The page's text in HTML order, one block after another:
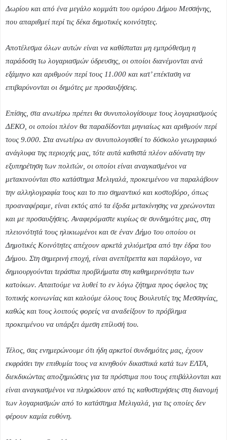
Δωρίου και από ένα μεγάλο κομμάτι του ομόρου Δήμου Μεσσήνης,
που απαριθμεί περί τις δέκα δημοτικές κοινότητες.
Αποτέλεσμα όλων αυτών είναι να καθίσταται μη εμπρόθεσμη η
παράδοση τω λογαριασμών ύδρευσης, οι οποίοι διανέμονται ανά
εξάμηνο και αριθμούν περί τους 11.000 και κατ’ επέκταση να
επιβαρύνονται οι δημότες με προσαυξήσεις.
Επίσης, στα ανωτέρω πρέπει θα συνυπολογίσουμε τους λογαριασμούς
ΔΕΚΟ, οι οποίοι πλέον θα παραδίδονται μηνιαίως και αριθμούν περί
τους 9.000. Στα ανωτέρω αν συνυπολογισθεί το δύσκολο γεωγραφικό
ανάγλυφα της περιοχής μας, τότε αυτά καθιστά πλέον αδύνατη την
εξυπηρέτηση των πολιτών, οι οποίοι είναι αναγκασμένοι να
μετακινούνται στο κατάστημα Μελιγαλά, προκειμένου να παραλάβουν
την αλληλογραφία τους και το πιο σημαντικό και κοστοβόρο, όπως
προαναφέραμε, είναι εκτός από τα έξοδα μετακίνησης να χρεώνονται
και με προσαυξήσεις. Αναφερόμαστε κυρίως σε συνδημότες μας, στη
πλειονότητά τους ηλικιωμένοι και σε έναν Δήμο του οποίου οι
Δημοτικές Κοινότητες απέχουν αρκετά χιλιόμετρα από την έδρα του
Δήμου. Στη σημερινή εποχή, είναι ανεπίτρεπτα και παράλογο, να
δημιουργούνται τεράστια προβλήματα στη καθημερινότητα των
κατοίκων. Απαιτούμε να λυθεί το εν λόγω ζήτημα προς όφελος της
τοπικής κοινωνίας και καλούμε όλους τους Βουλευτές της Μεσσηνίας,
καθώς και τους λοιπούς φορείς να αναδείξουν το πρόβλημα
προκειμένου να υπάρξει άμεση επίλυσή του.
Τέλος, σας ενημερώνουμε ότι ήδη αρκετοί συνδημότες μας, έχουν
εκφράσει την επιθυμία τους να κινηθούν δικαστικά κατά των ΕΛΤΑ,
διεκδικώντας αποζημιώσεις για τα πρόστιμα που τους επιβάλλονται και
είναι αναγκασμένοι να πληρώσουν από τις καθυστερήσεις στη διανομή
των λογαριασμών από το κατάστημα Μελιγαλά, για τις οποίες δεν
φέρουν καμία ευθύνη.